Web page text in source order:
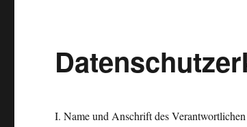
I. Name und Anschrift des Verantwortlichen